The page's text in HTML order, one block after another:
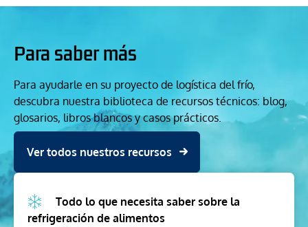
Para saber más
Para ayudarle en su proyecto de logística del frío,
descubra nuestra biblioteca de recursos técnicos: blog,
glosarios, libros blancos y casos prácticos.
Ver todos nuestros recursos
Todo lo que necesita saber sobre la
refrigeración de alimentos